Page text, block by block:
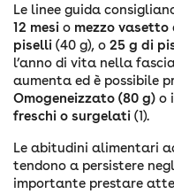
Le linee guida
12 mesi o mezzo vasetto
piselli (40 g), o 25 g di
l’anno di vita nella
aumenta ed è possibile
Omogeneizzato (80 g) o
freschi o surgelati (1).
Le abitudini alimentari
tendono a persistere
importante prestare